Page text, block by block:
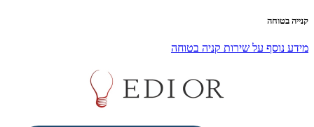
קנייה בטוחה
מידע נוסף על שירות קניה בטוחה